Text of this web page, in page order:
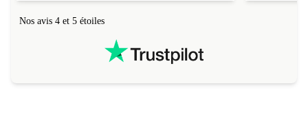
Nos avis 4 et 5 étoiles